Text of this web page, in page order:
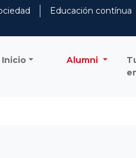
Educación contínua
Inicio Alumni